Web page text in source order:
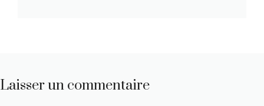
Laisser un commentaire